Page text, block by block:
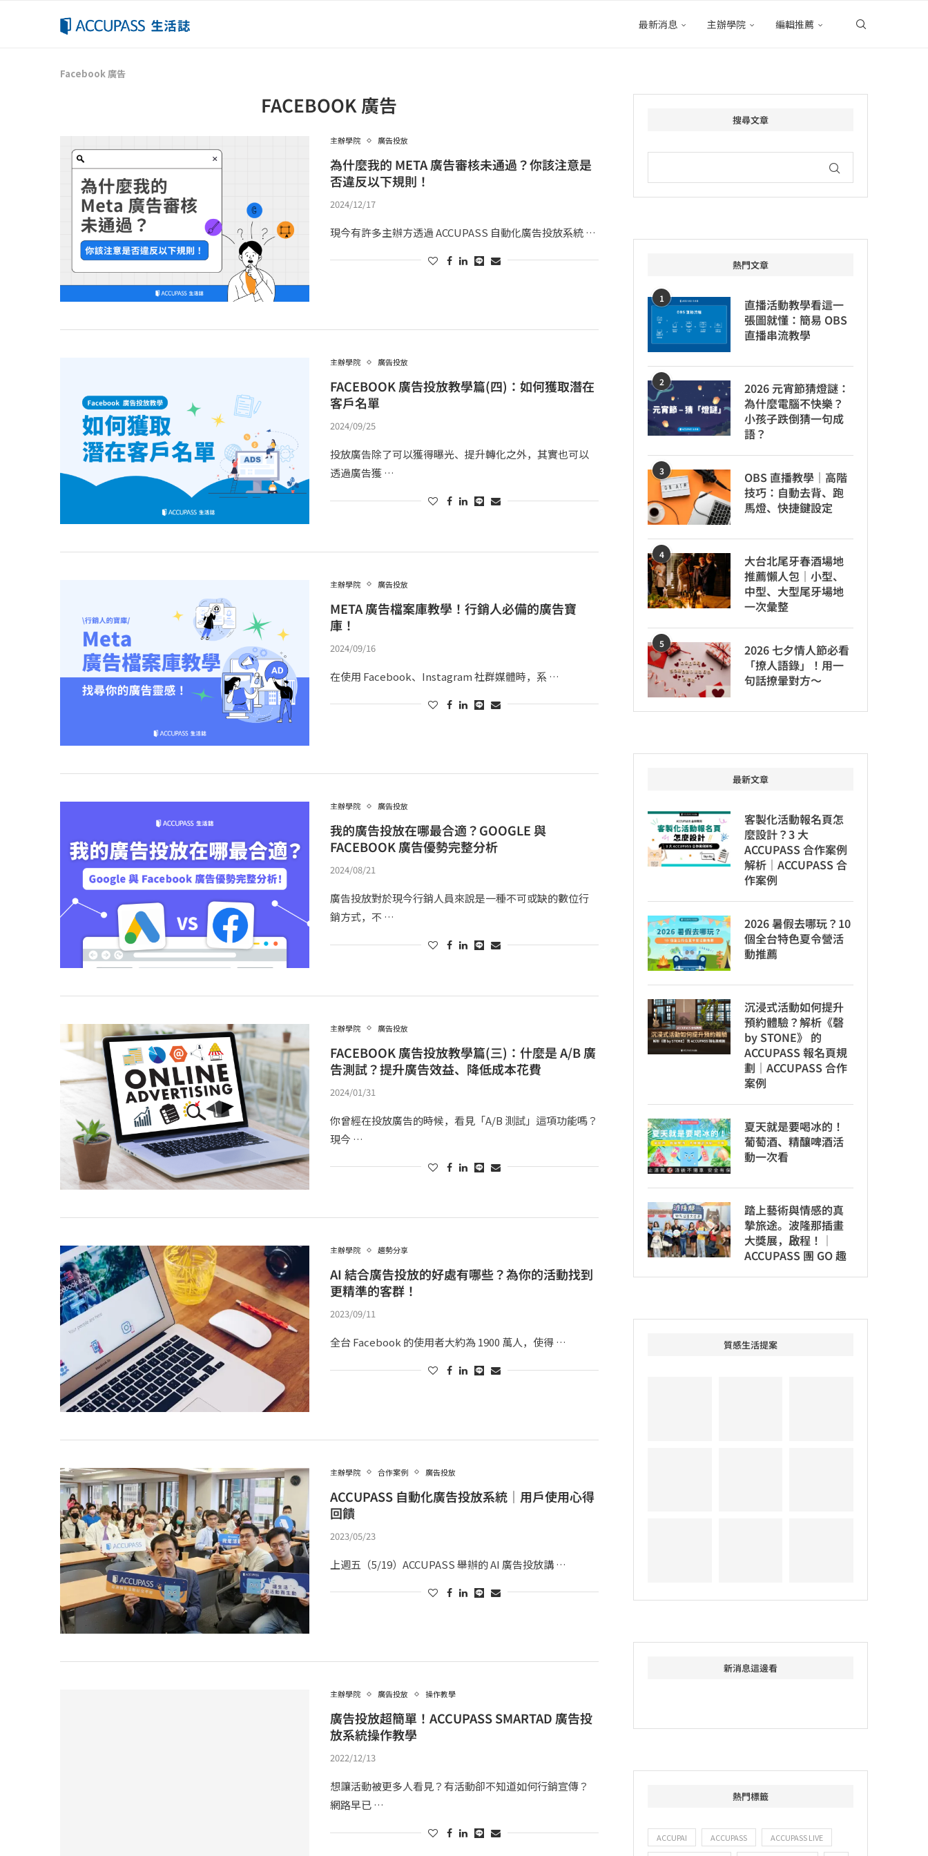
最新消息 主辦學院 編輯推薦
Facebook 廣告
FACEBOOK 廣告
主辦學院 廣告投放
為什麼我的 META 廣告審核未通過？你該注意是
否違反以下規則！
2024/12/17
現今有許多主辦方透過 ACCUPASS 自動化廣告投放系統 …
主辦學院 廣告投放
FACEBOOK 廣告投放教學篇(四)：如何獲取潛在
客戶名單
2024/09/25
投放廣告除了可以獲得曝光、提升轉化之外，其實也可以
透過廣告獲 …
主辦學院 廣告投放
META 廣告檔案庫教學！行銷人必備的廣告寶
庫！
2024/09/16
在使用 Facebook、Instagram 社群媒體時，系 …
主辦學院 廣告投放
我的廣告投放在哪最合適？GOOGLE 與
FACEBOOK 廣告優勢完整分析
2024/08/21
廣告投放對於現今行銷人員來說是一種不可或缺的數位行
銷方式，不 …
主辦學院 廣告投放
FACEBOOK 廣告投放教學篇(三)：什麼是 A/B 廣
告測試？提升廣告效益、降低成本花費
2024/01/31
你曾經在投放廣告的時候，看見「A/B 測試」這項功能嗎？
現今 …
主辦學院 趨勢分享
AI 結合廣告投放的好處有哪些？為你的活動找到
更精準的客群！
2023/09/11
全台 Facebook 的使用者大約為 1900 萬人，使得 …
主辦學院 合作案例 廣告投放
ACCUPASS 自動化廣告投放系統｜用戶使用心得
回饋
2023/05/23
上週五（5/19）ACCUPASS 舉辦的 AI 廣告投放講 …
主辦學院 廣告投放 操作教學
廣告投放超簡單！ACCUPASS SMARTAD 廣告投
放系統操作教學
2022/12/13
想讓活動被更多人看見？有活動卻不知道如何行銷宣傳？
網路早已 …
搜尋文章
熱門文章
1
直播活動教學看這一
張圖就懂：簡易 OBS
直播串流教學
2
2026 元宵節猜燈謎：
為什麼電腦不快樂？
小孩子跌倒猜一句成
語？
3
OBS 直播教學｜高階
技巧：自動去背、跑
馬燈、快捷鍵設定
4
大台北尾牙春酒場地
推薦懶人包｜小型、
中型、大型尾牙場地
一次彙整
5
2026 七夕情人節必看
「撩人語錄」！用一
句話撩暈對方～
最新文章
客製化活動報名頁怎
麼設計？3 大
ACCUPASS 合作案例
解析｜ACCUPASS 合
作案例
2026 暑假去哪玩？10
個全台特色夏令營活
動推薦
沉浸式活動如何提升
預約體驗？解析《磬
by STONE》 的
ACCUPASS 報名頁規
劃｜ACCUPASS 合作
案例
夏天就是要喝冰的！
葡萄酒、精釀啤酒活
動一次看
踏上藝術與情感的真
摯旅途。波隆那插畫
大獎展，啟程！│
ACCUPASS 團 GO 趣
質感生活提案
新消息這邊看
熱門標籤
ACCUPAI ACCUPASS ACCUPASS LIVE